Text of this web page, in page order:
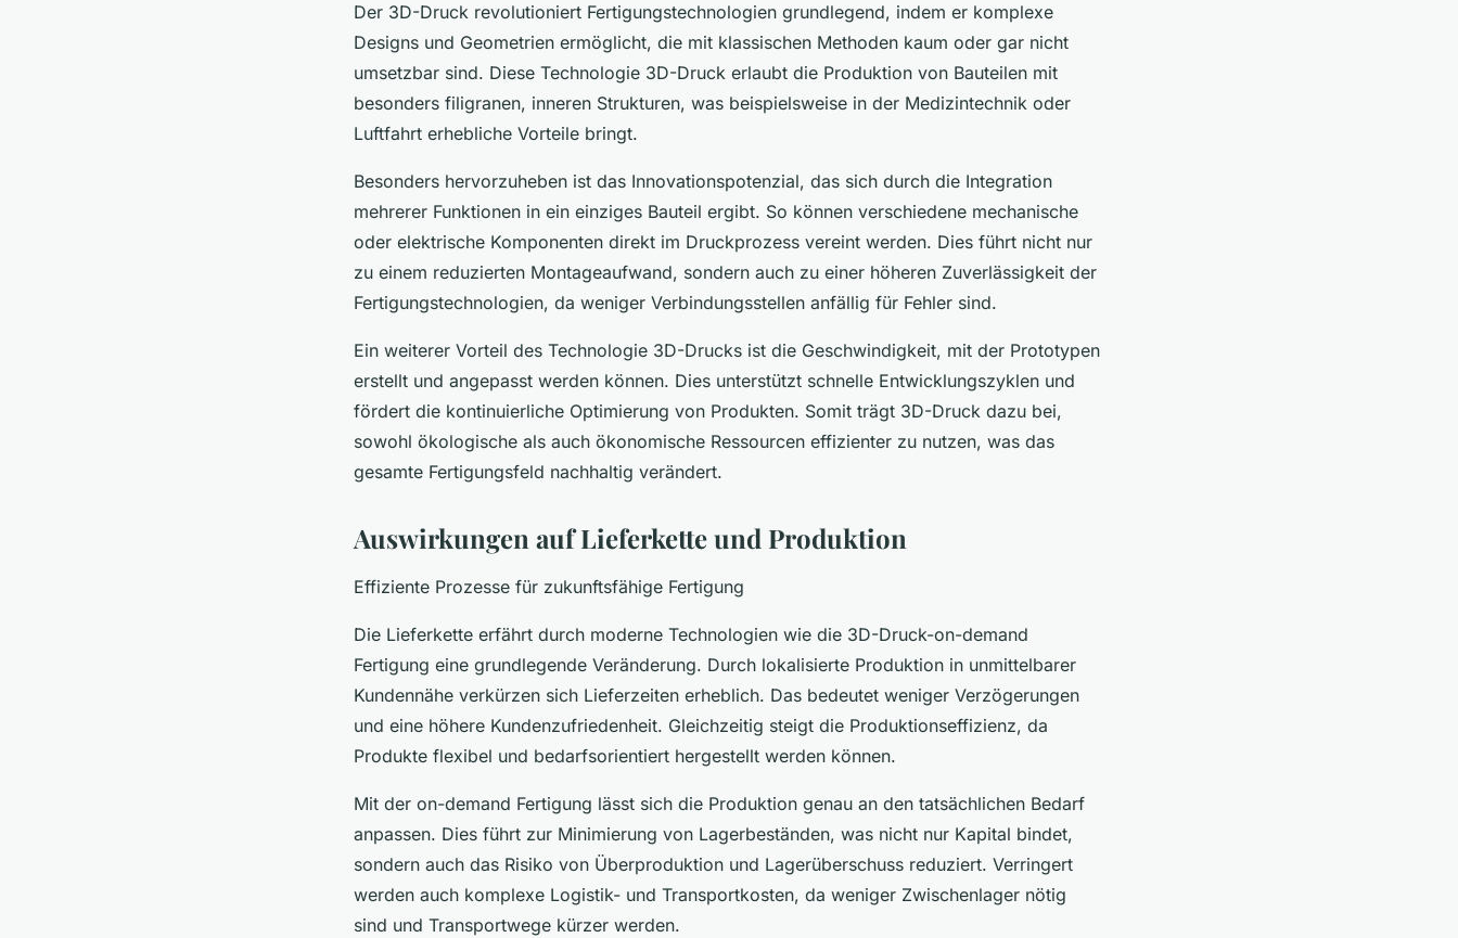
Der 3D-Druck revolutioniert Fertigungstechnologien grundlegend, indem er komplexe
Designs und Geometrien ermöglicht, die mit klassischen Methoden kaum oder gar nicht
umsetzbar sind. Diese Technologie 3D-Druck erlaubt die Produktion von Bauteilen mit
besonders filigranen, inneren Strukturen, was beispielsweise in der Medizintechnik oder
Luftfahrt erhebliche Vorteile bringt.
Besonders hervorzuheben ist das Innovationspotenzial, das sich durch die Integration
mehrerer Funktionen in ein einziges Bauteil ergibt. So können verschiedene mechanische
oder elektrische Komponenten direkt im Druckprozess vereint werden. Dies führt nicht nur
zu einem reduzierten Montageaufwand, sondern auch zu einer höheren Zuverlässigkeit der
Fertigungstechnologien, da weniger Verbindungsstellen anfällig für Fehler sind.
Ein weiterer Vorteil des Technologie 3D-Drucks ist die Geschwindigkeit, mit der Prototypen
erstellt und angepasst werden können. Dies unterstützt schnelle Entwicklungszyklen und
fördert die kontinuierliche Optimierung von Produkten. Somit trägt 3D-Druck dazu bei,
sowohl ökologische als auch ökonomische Ressourcen effizienter zu nutzen, was das
gesamte Fertigungsfeld nachhaltig verändert.
Auswirkungen auf Lieferkette und Produktion
Effiziente Prozesse für zukunftsfähige Fertigung
Die Lieferkette erfährt durch moderne Technologien wie die 3D-Druck-on-demand
Fertigung eine grundlegende Veränderung. Durch lokalisierte Produktion in unmittelbarer
Kundennähe verkürzen sich Lieferzeiten erheblich. Das bedeutet weniger Verzögerungen
und eine höhere Kundenzufriedenheit. Gleichzeitig steigt die Produktionseffizienz, da
Produkte flexibel und bedarfsorientiert hergestellt werden können.
Mit der on-demand Fertigung lässt sich die Produktion genau an den tatsächlichen Bedarf
anpassen. Dies führt zur Minimierung von Lagerbeständen, was nicht nur Kapital bindet,
sondern auch das Risiko von Überproduktion und Lagerüberschuss reduziert. Verringert
werden auch komplexe Logistik- und Transportkosten, da weniger Zwischenlager nötig
sind und Transportwege kürzer werden.